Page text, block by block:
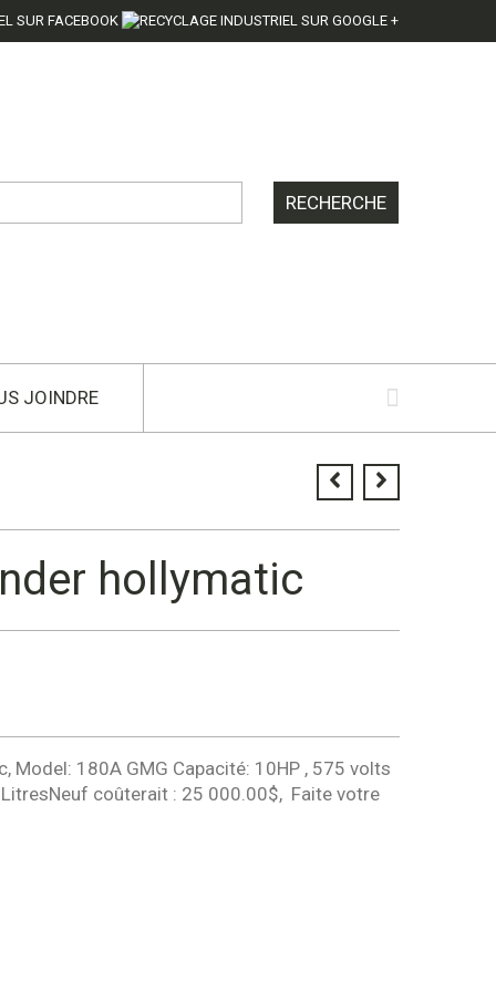
JOINDRE
hollymatic
180A GMG Capacité: 10HP , 575 volts
coûterait : 25 000.00$, Faite votre